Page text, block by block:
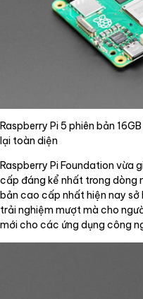
Raspberry Pi 5 phiên bản
lại toàn diện
Raspberry Pi Foundation vừa
cấp đáng kể nhất trong dòng
bản cao cấp nhất hiện nay sở
trải nghiệm mượt mà cho
mới cho các ứng dụng công